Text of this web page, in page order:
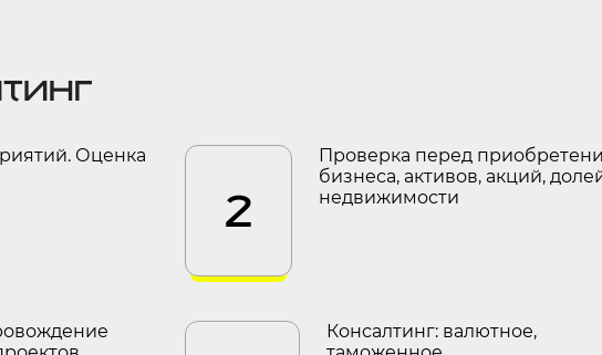
Оценка
2
Проверка перед
бизнеса, активов, акций,
недвижимости
Консалтинг: валютное,